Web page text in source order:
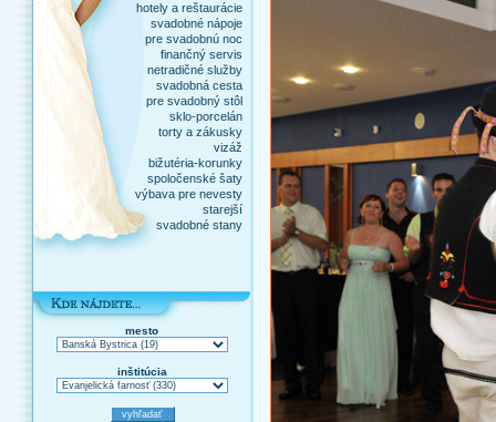
hotely a reštaurácie
svadobné nápoje
pre svadobnú noc
finančný servis
netradičné služby
svadobná cesta
pre svadobný stôl
sklo-porcelán
torty a zákusky
vizáž
bižutéria-korunky
spoločenské šaty
výbava pre nevesty
starejší
svadobné stany
mesto
inštitúcia